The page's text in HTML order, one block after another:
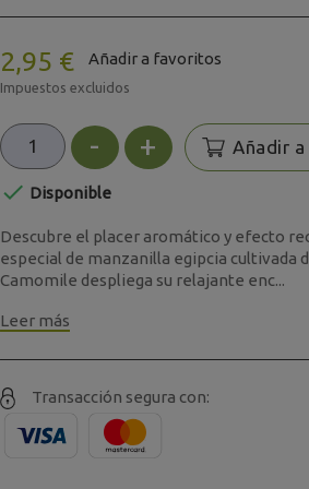
2,95 € Añadir a favoritos
Impuestos excluidos
- + Añadir
 Disponible
Descubre el placer aromático y efecto
especial de manzanilla egipcia
Camomile despliega su relajante enc...
Leer más
Transacción segura con: